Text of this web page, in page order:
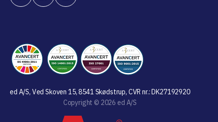
ed A/S, Ved Skoven 15, 8541 Skødstrup, CVR nr.: DK27192920
Copyright © 2026 ed A/S